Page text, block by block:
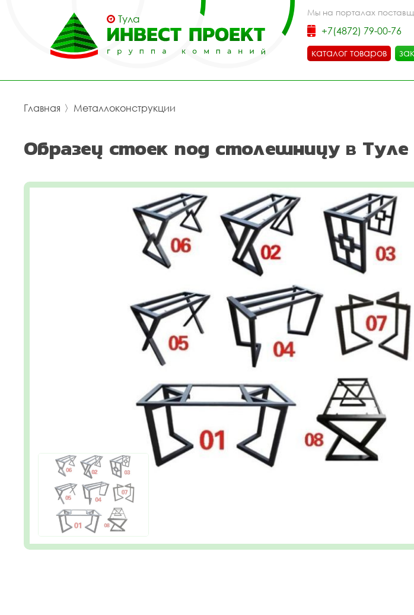
Тула
Мы на порталах
+7(4872) 79-00-76
каталог товаров
Главная 〉 Металлоконструкции
Образец стоек под столешницу в Туле